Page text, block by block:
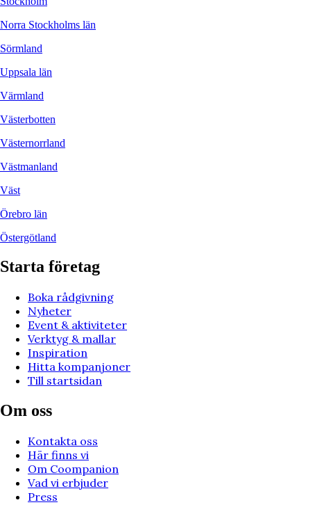
Norra Stockholms län
Sörmland
Uppsala län
Värmland
Västerbotten
Västernorrland
Västmanland
Väst
Örebro län
Östergötland
Starta företag
Boka rådgivning
Nyheter
Event & aktiviteter
Verktyg & mallar
Inspiration
Hitta kompanjoner
Till startsidan
Om oss
Kontakta oss
Här finns vi
Om Coompanion
Vad vi erbjuder
Press